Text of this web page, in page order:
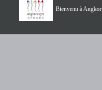
Bienvenu à Angkor